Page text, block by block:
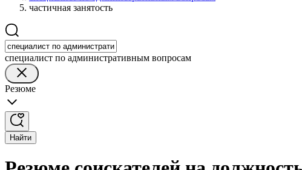
частичная занятость
специалист по административным вопросам
Резюме
Найти